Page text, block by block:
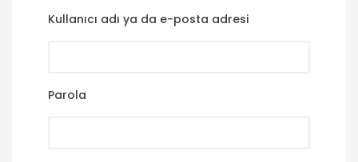
Kullanıcı adı ya da e-posta adresi
Parola